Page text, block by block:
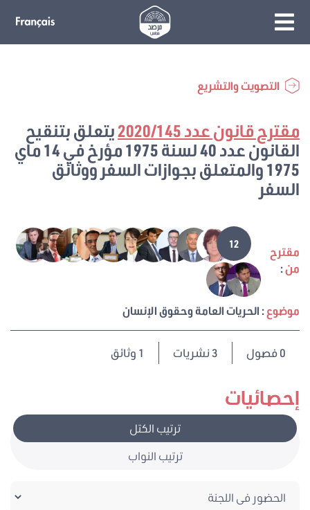
التصويت والتشريع
إحصائيات
ترتيب الكتل
ترتيب النواب
مقترح قانون عدد 2020/145
يتعلق بتنقيح
القانون عدد 40 لسنة 1975 مؤرخ في 14 ماي
1975 والمتعلق بجوازات السفر ووثائق
السفر
مقترح
من:
12
موضوع: الحريات العامة وحقوق الإنسان
0فصول 3 نشريات 1 وثائق